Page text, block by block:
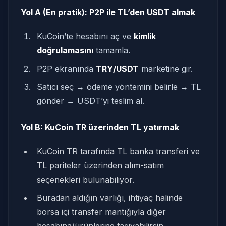
Yol A (En pratik): P2P ile TL’den USDT almak
KuCoin’te hesabını aç ve kimlik
doğrulamasını tamamla.
P2P ekranında TRY/USDT marketine gir.
Satıcı seç → ödeme yöntemini belirle → TL
gönder → USDT’yi teslim al.
Yol B: KuCoin TR üzerinden TL yatırmak
KuCoin TR tarafında TL banka transferi ve
TL pariteler üzerinden alım-satım
seçenekleri bulunabiliyor.
Buradan aldığın varlığı, ihtiyaç halinde
borsa içi transfer mantığıyla diğer